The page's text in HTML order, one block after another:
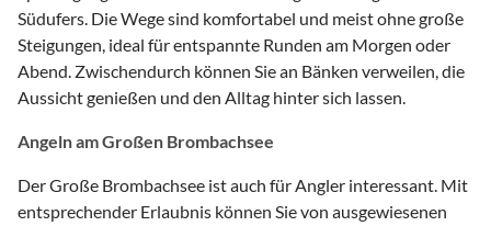
Südufers. Die Wege sind komfortabel und meist ohne große
Steigungen, ideal für entspannte Runden am Morgen oder
Abend. Zwischendurch können Sie an Bänken verweilen, die
Aussicht genießen und den Alltag hinter sich lassen.
Angeln am Großen Brombachsee
Der Große Brombachsee ist auch für Angler interessant. Mit
entsprechender Erlaubnis können Sie von ausgewiesenen